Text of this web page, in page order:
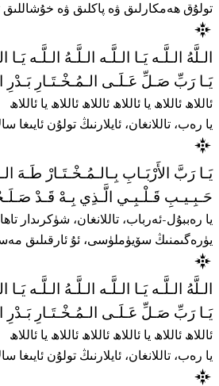
تولۇق ھەمكارلىق ۋە پاكلىق ۋە خۇشاللىق
الـلَّهُ الـلَّـه يَـا الـلَّـه الـلَّـهُ الـلَّـه يَـا
يَـا رَبِّ صَـلِّ عَـلَـى الـمُـخْـتَـارِ بَـدْرِ
ئاللاھ ئاللاھ يا ئاللاھ ئاللاھ ئاللاھ يا ئاللاھ
يا رەب، تاللانغان، ئايلارنىڭ تولۇن ئايىغا
يَـا رَبَّ الأَرْبَـابِ بِـالـمُـخْـتَـارْ طَـهَ
حَـبِـيـبِ قَـلْـبِـي الَّـذِي بِـهْ قَـدْ
يا رەببۇل-ئەرباب، تاللانغان، شۈكرىدار
يۈرەگىمنىڭ سۆيۈملۈسى، ئۇ ئارقىلىق
الـلَّهُ الـلَّـه يَـا الـلَّـه الـلَّـهُ الـلَّـه يَـا
يَـا رَبِّ صَـلِّ عَـلَـى الـمُـخْـتَـارِ بَـدْرِ
ئاللاھ ئاللاھ يا ئاللاھ ئاللاھ ئاللاھ يا ئاللاھ
يا رەب، تاللانغان، ئايلارنىڭ تولۇن ئايىغا